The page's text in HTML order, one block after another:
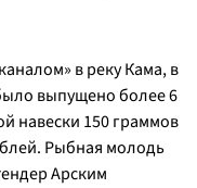
в реку Кама, в
выпущено более 6
навески 150 граммов
Рыбная молодь
Арским